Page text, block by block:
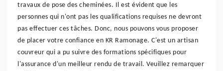
travaux de pose des cheminées. Il est évident que les
personnes qui n'ont pas les qualifications requises ne devront
pas effectuer ces tâches. Donc, nous pouvons vous proposer
de placer votre confiance en KR Ramonage. C'est un artisan
couvreur qui a pu suivre des formations spécifiques pour
l'assurance d'un meilleur rendu de travail. Veuillez remarquer